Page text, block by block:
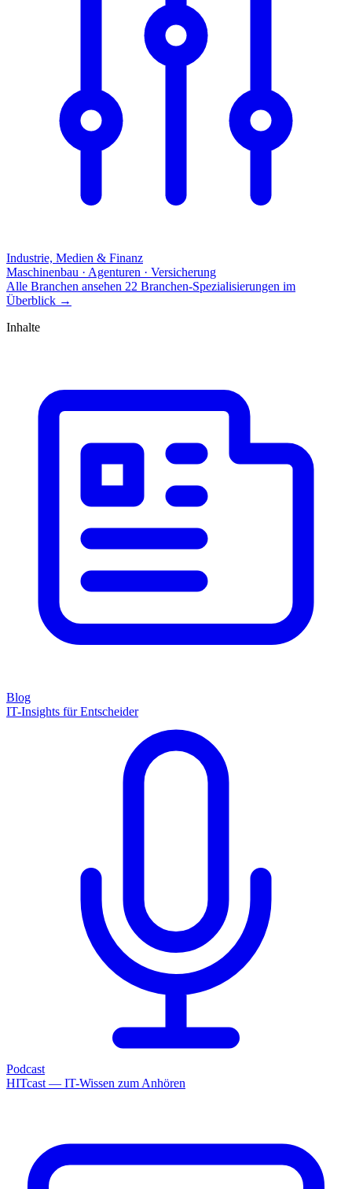
Industrie, Medien & Finanz
Maschinenbau · Agenturen · Versicherung
Alle Branchen ansehen 22 Branchen-Spezialisierungen im
Überblick →
Inhalte
Blog
IT-Insights für Entscheider
Podcast
HITcast — IT-Wissen zum Anhören